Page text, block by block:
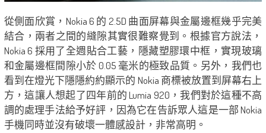
從側面欣賞，Nokia 6 的 2.5D 曲面屏幕與金屬邊框幾乎完美
結合，兩者之間的縫隙其實很難察覺到。根據官方說法，
Nokia 6 採用了全週貼合工藝，隱藏塑膠環中框，實現玻璃
和金屬邊框間隙小於 0.05 毫米的極致品質。另外，我們也
看到在燈光下隱隱約約顯示的 Nokia 商標被放置到屏幕右上
方，這讓人想起了四年前的 Lumia 920，我們對於這種不高
調的處理手法給予好評，因為它在告訴眾人這是一部 Nokia
手機同時並沒有破壞一體感設計，非常高明。